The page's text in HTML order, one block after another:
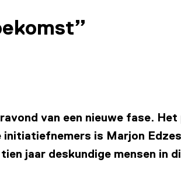
van een nieuwe fase.
is Marjon
jaar deskundige mensen in